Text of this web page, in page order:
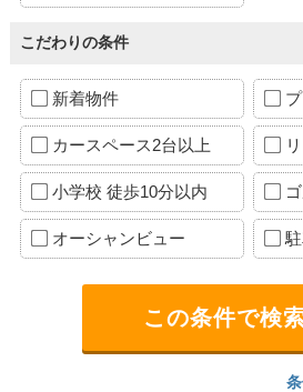
こだわりの条件
新着物件
カースペース2台以上
小学校 徒歩10分以内
オーシャンビュー